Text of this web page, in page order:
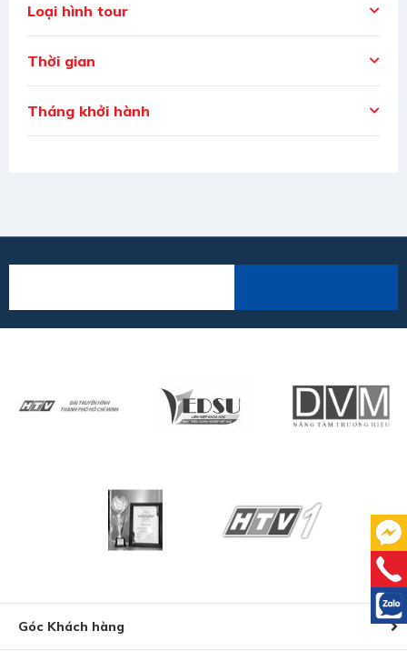
Loại hình tour
Thời gian
Tháng khởi hành
Góc Khách hàng